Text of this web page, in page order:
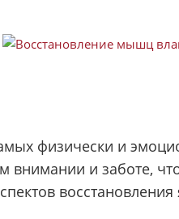
физически и
внимании и заботе,